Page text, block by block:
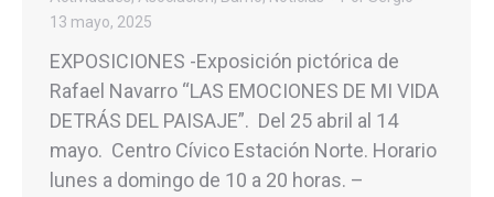
13 mayo, 2025
EXPOSICIONES -Exposición pictórica de
Rafael Navarro “LAS EMOCIONES DE MI VIDA
DETRÁS DEL PAISAJE”. Del 25 abril al 14
mayo. Centro Cívico Estación Norte. Horario
lunes a domingo de 10 a 20 horas. –